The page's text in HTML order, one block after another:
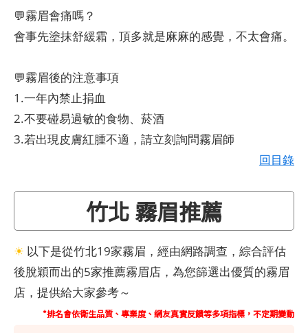
💬霧眉會痛嗎？
會事先塗抹舒緩霜，頂多就是麻麻的感覺，不太會痛。
💬霧眉後的注意事項
1.一年內禁止捐血
2.不要碰易過敏的食物、菸酒
3.若出現皮膚紅腫不適，請立刻詢問霧眉師
回目錄
竹北 霧眉推薦
☀ 以下是從竹北19家霧眉，經由網路調查，綜合評估
後脫穎而出的5家推薦霧眉店，為您篩選出優質的霧眉
店，提供給大家參考～
*排名會依衛生品質、專業度、網友真實反饋等多項指標，不定期變動